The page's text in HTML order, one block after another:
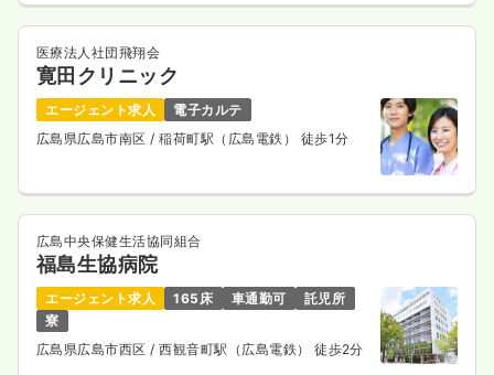
医療法人社団飛翔会
寛田クリニック
エージェント求人
電子カルテ
広島県広島市南区 / 稲荷町駅（広島電鉄） 徒歩1分
広島中央保健生活協同組合
福島生協病院
エージェント求人 165床 車通勤可
託児所
寮
広島県広島市西区/ 西観音町駅（広島電鉄） 徒歩2分